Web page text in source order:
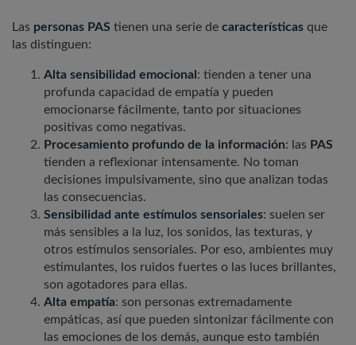
Las personas PAS tienen una serie de características que
las distinguen:
Alta sensibilidad emocional : tienden a tener una
profunda capacidad de empatía y pueden
emocionarse fácilmente, tanto por situaciones
positivas como negativas.
Procesamiento profundo de la información: las PAS
tienden a reflexionar intensamente. No toman
decisiones impulsivamente, sino que analizan todas
las consecuencias.
Sensibilidad ante estímulos sensoriales: suelen ser
más sensibles a la luz, los sonidos, las texturas, y
otros estímulos sensoriales. Por eso, ambientes muy
estimulantes, los ruidos fuertes o las luces brillantes,
son agotadores para ellas.
Alta empatía: son personas extremadamente
empáticas, así que pueden sintonizar fácilmente con
las emociones de los demás, aunque esto también